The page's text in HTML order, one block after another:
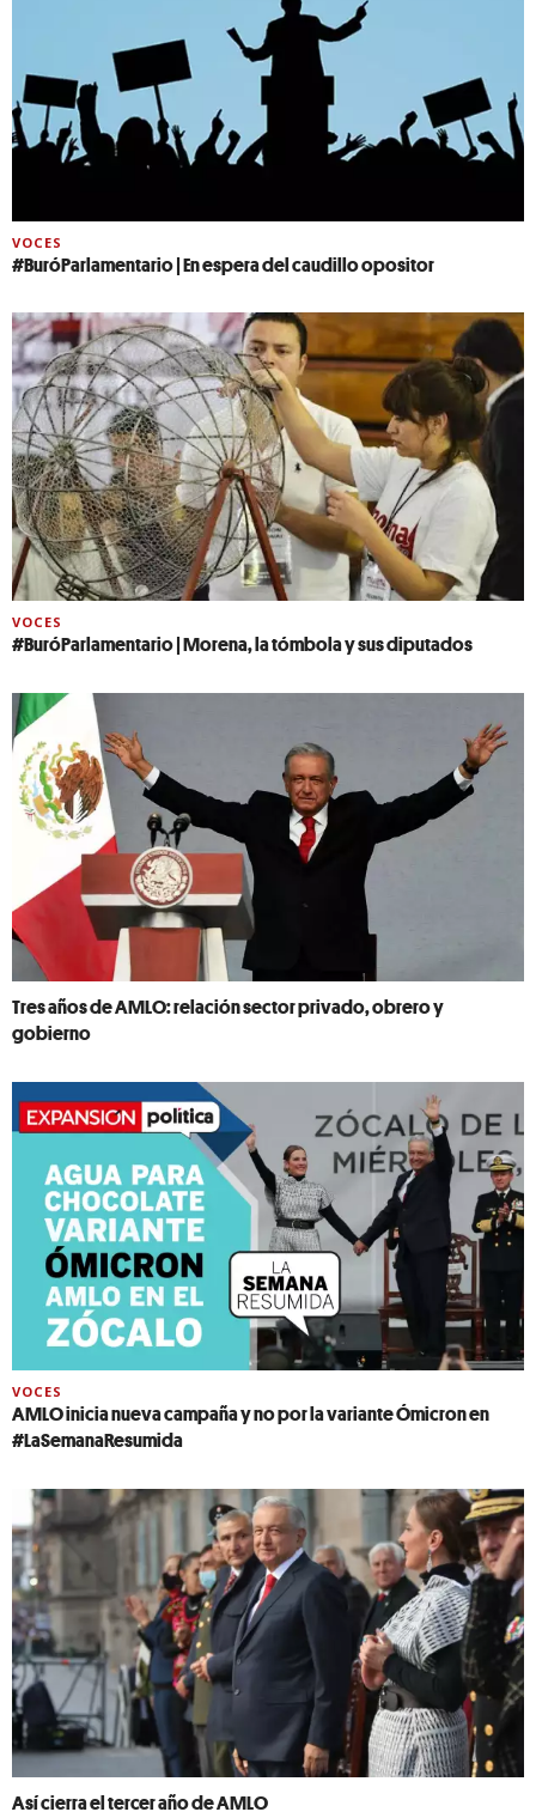
VOCES
#BuróParlamentario | En espera del caudillo opositor
VOCES
#BuróParlamentario | Morena, la tómbola y sus diputados
Tres años de AMLO: relación sector privado, obrero y
gobierno
VOCES
AMLO inicia nueva campaña y no por la variante Ómicron en
#LaSemanaResumida
Así cierra el tercer año de AMLO